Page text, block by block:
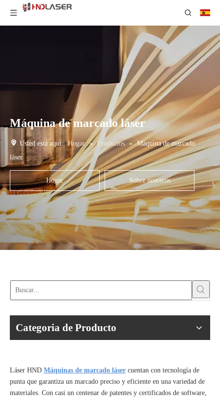
Máquina de marcado láser
Usted está aquí: Hogar » Productos » Máquina de marcado
láser
Hogar Sobre nosotros
Categoria de Producto
Láser HND Máquinas de marcado láser cuentan con tecnología de
punta que garantiza un marcado preciso y eficiente en una variedad de
materiales. Con casi un centenar de patentes y certificados de software,